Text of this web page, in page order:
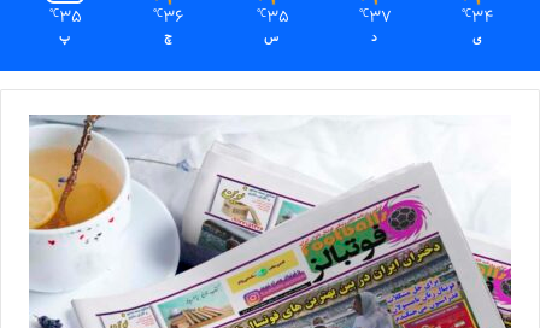
34
℃
ی
37
℃
د
35
℃
س
36
℃
چ
35
℃
پ